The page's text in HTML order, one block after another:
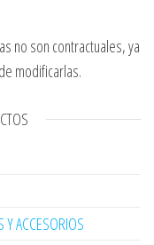
no son contractuales, ya
modificarlas.
ACCESORIOS